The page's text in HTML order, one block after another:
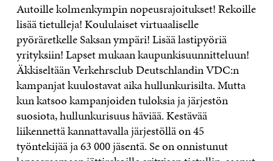
Autoille kolmenkympin nopeusrajoitukset! Rekoille
lisää tietulleja! Koululaiset virtuaaliselle
pyöräretkelle Saksan ympäri! Lisää lastipyöriä
yrityksiin! Lapset mukaan kaupunkisuunnitteluun!
Äkkiseltään Verkehrsclub Deutschlandin VDC:n
kampanjat kuulostavat aika hullunkurisilta. Mutta
kun katsoo kampanjoiden tuloksia ja järjestön
suosiota, hullunkurisuus häviää. Kestävää
liikennettä kannattavalla järjestöllä on 45
työntekijää ja 63 000 jäsentä. Se on onnistunut